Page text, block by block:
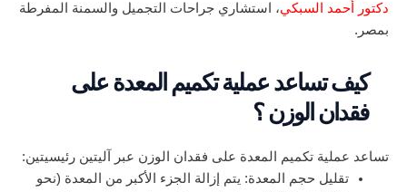
دكتور أحمد السبكي، استشاري جراحات التجميل والسمنة المفرطة
بمصر.
كيف تساعد عملية تكميم المعدة على
فقدان الوزن ؟
تساعد عملية تكميم المعدة على فقدان الوزن عبر آليتين رئيسيتين:
تقليل حجم المعدة: يتم إزالة الجزء الأكبر من المعدة (نحو